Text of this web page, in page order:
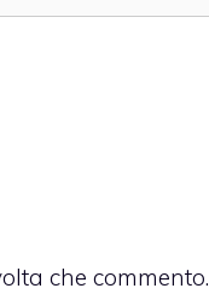
che commento.